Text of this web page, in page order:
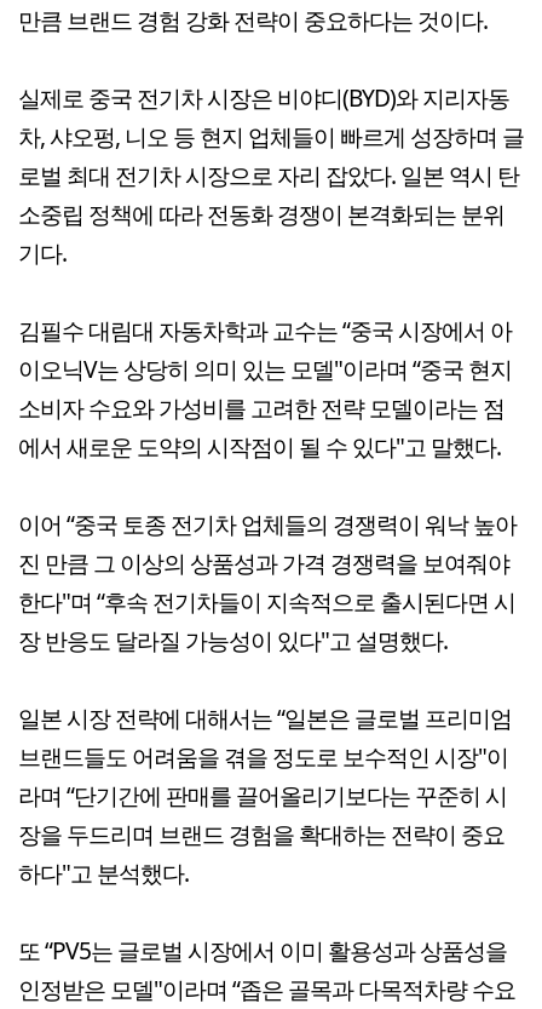
만큼 브랜드 경험 강화 전략이 중요하다는 것이다.
실제로 중국 전기차 시장은 비야디(BYD)와 지리자동
차, 샤오펑, 니오 등 현지 업체들이 빠르게 성장하며 글
로벌 최대 전기차 시장으로 자리 잡았다. 일본 역시 탄
소중립 정책에 따라 전동화 경쟁이 본격화되는 분위
기다.
김필수 대림대 자동차학과 교수는 “중국 시장에서 아
이오닉V는 상당히 의미 있는 모델"이라며 “중국 현지
소비자 수요와 가성비를 고려한 전략 모델이라는 점
에서 새로운 도약의 시작점이 될 수 있다"고 말했다.
이어 “중국 토종 전기차 업체들의 경쟁력이 워낙 높아
진 만큼 그 이상의 상품성과 가격 경쟁력을 보여줘야
한다"며 “후속 전기차들이 지속적으로 출시된다면 시
장 반응도 달라질 가능성이 있다"고 설명했다.
일본 시장 전략에 대해서는 “일본은 글로벌 프리미엄
브랜드들도 어려움을 겪을 정도로 보수적인 시장"이
라며 “단기간에 판매를 끌어올리기보다는 꾸준히 시
장을 두드리며 브랜드 경험을 확대하는 전략이 중요
하다"고 분석했다.
또 “PV5는 글로벌 시장에서 이미 활용성과 상품성을
인정받은 모델"이라며 “좁은 골목과 다목적차량 수요